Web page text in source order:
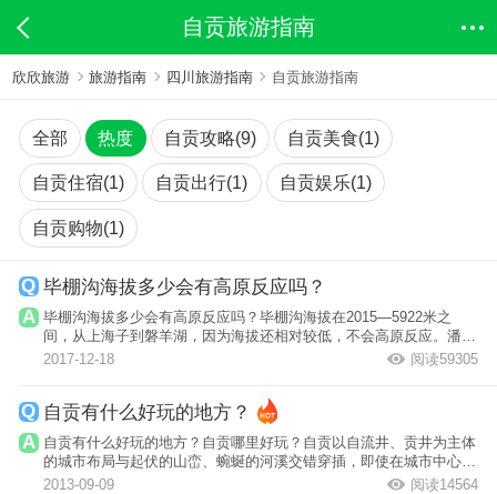
自贡旅游指南
欣欣旅游 旅游指南 四川旅游指南 自贡旅游指南
全部 热度 自贡攻略(9) 自贡美食(1)
自贡住宿(1) 自贡出行(1) 自贡娱乐(1)
自贡购物(1)
毕棚沟海拔多少会有高原反应吗？
毕棚沟海拔多少会有高原反应吗？毕棚沟海拔在2015—5922米之
间，从上海子到磐羊湖，因为海拔还相对较低，不会高原反应。潘阳
湖海拔大概4000...
2017-12-18 阅读59305
自贡有什么好玩的地方？
自贡有什么好玩的地方？自贡哪里好玩？自贡以自流井、贡井为主体
的城市布局与起伏的山峦、蜿蜒的河溪交错穿插，即使在城市中心地
区，虽楼宇...
2013-09-09 阅读14564